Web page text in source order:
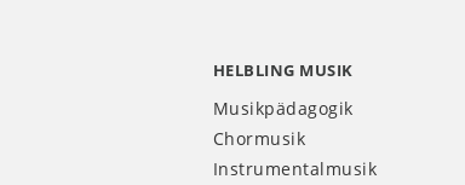
HELBLING MUSIK
Musikpädagogik
Chormusik
Instrumentalmusik